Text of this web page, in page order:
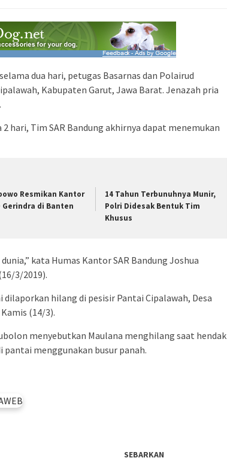
dua hari, petugas Basarnas dan Polairud
Kabupaten Garut, Jawa Barat. Jenazah pria
hari, Tim SAR Bandung akhirnya dapat menemukan
Resmikan Kantor
Gerindra di Banten
14 Tahun Terbunuhnya Munir,
Polri Didesak Bentuk Tim
Khusus
kata Humas Kantor SAR Bandung Joshua
3/2019).
dilaporkan hilang di pesisir Pantai Cipalawah, Desa
(14/3).
menyebutkan Maulana menghilang saat hendak
pantai menggunakan busur panah.
SEBARKAN